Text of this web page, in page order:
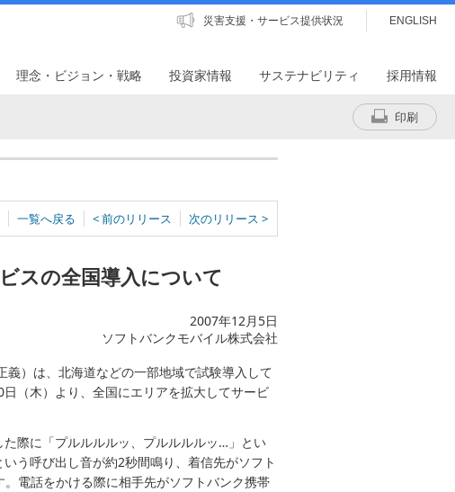
災害支援・サービス提供状況 ENGLISH
理念・ビジョン・戦略 投資家情報 サステナビリティ 採用情報
印刷
一覧へ戻る < 前のリリース 次のリリース >
スの全国導入について
2007年12月5日
ソフトバンクモバイル株式会社
）は、北海道などの一部地域で試験導入して
（木）より、全国にエリアを拡大してサービ
た際に「プルルルルッ、プルルルルッ…」とい
う呼び出し音が約2秒間鳴り、着信先がソフト
。電話をかける際に相手先がソフトバンク携帯